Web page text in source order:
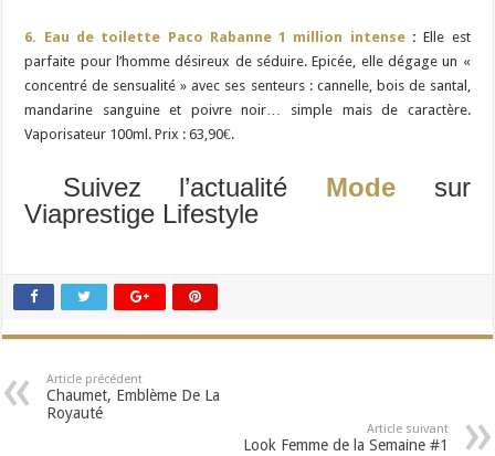
6. Eau de toilette Paco Rabanne 1 million intense:Elle est
parfaite pour l’homme désireux de séduire. Epicée, elle dégage un «
concentré de sensualité » avec ses senteurs : cannelle, bois de santal,
mandarine sanguine et poivre noir… simple mais de caractère.
Vaporisateur 100ml. Prix : 63,90€.
Suivez l’actualité Mode sur
Viaprestige Lifestyle
Article précédent
Chaumet, Emblème De La
Royauté
Article suivant
Look Femme de la Semaine #1